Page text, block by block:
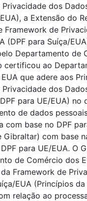
dos
a Extensão do
Framework de
(DPF para Suíça/
Departamento de
certificou ao
que adere aos
dos
para UE/EUA) no
de dados
com base no DPF
Gibraltar) com base
para UE/EUA. O
de Comércio dos
Framework de
EUA (Princípios da
relação ao